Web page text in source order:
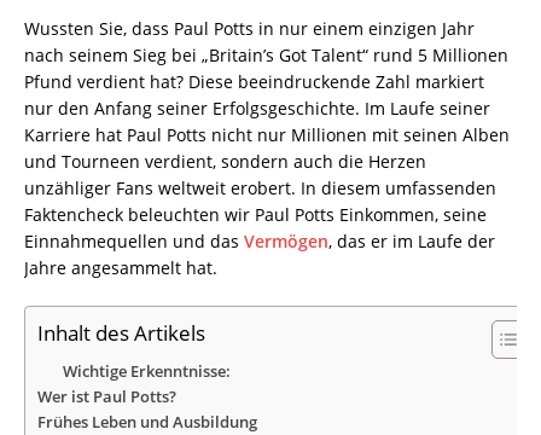
Wussten Sie, dass Paul Potts in nur einem einzigen Jahr
nach seinem Sieg bei „Britain’s Got Talent“ rund 5 Millionen
Pfund verdient hat? Diese beeindruckende Zahl markiert
nur den Anfang seiner Erfolgsgeschichte. Im Laufe seiner
Karriere hat Paul Potts nicht nur Millionen mit seinen Alben
und Tourneen verdient, sondern auch die Herzen
unzähliger Fans weltweit erobert. In diesem umfassenden
Faktencheck beleuchten wir Paul Potts Einkommen, seine
Einnahmequellen und das Vermögen, das er im Laufe der
Jahre angesammelt hat.
Inhalt des Artikels
Wichtige Erkenntnisse:
Wer ist Paul Potts?
Frühes Leben und Ausbildung